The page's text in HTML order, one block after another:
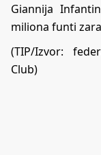
Giannija
miliona funti
(TIP/Izvor:
Club)